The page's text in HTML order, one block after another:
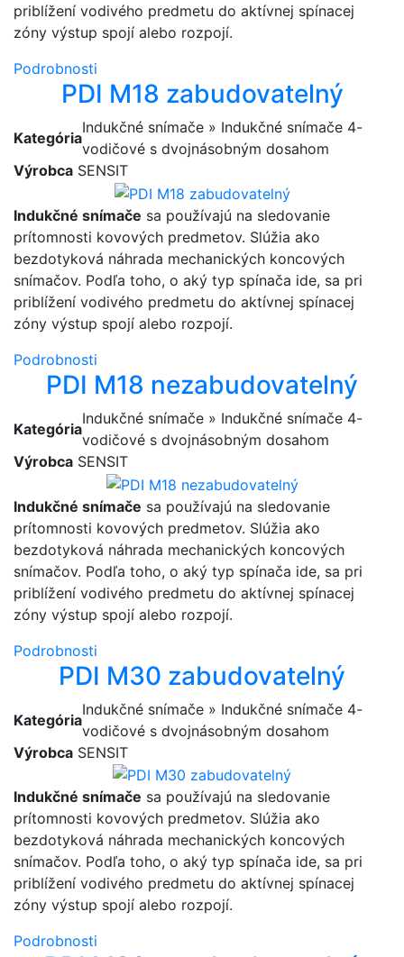
priblížení vodivého predmetu do aktívnej spínacej
zóny výstup spojí alebo rozpojí.
Podrobnosti
PDI M18 zabudovatelný
Kategória
Indukčné snímače » Indukčné snímače 4-
vodičové s dvojnásobným dosahom
Výrobca SENSIT
Indukčné snímače sa používajú na sledovanie
prítomnosti kovových predmetov. Slúžia ako
bezdotyková náhrada mechanických koncových
snímačov. Podľa toho, o aký typ spínača ide, sa pri
priblížení vodivého predmetu do aktívnej spínacej
zóny výstup spojí alebo rozpojí.
Podrobnosti
PDI M18 nezabudovatelný
Kategória
Indukčné snímače » Indukčné snímače 4-
vodičové s dvojnásobným dosahom
Výrobca SENSIT
Indukčné snímače sa používajú na sledovanie
prítomnosti kovových predmetov. Slúžia ako
bezdotyková náhrada mechanických koncových
snímačov. Podľa toho, o aký typ spínača ide, sa pri
priblížení vodivého predmetu do aktívnej spínacej
zóny výstup spojí alebo rozpojí.
Podrobnosti
PDI M30 zabudovatelný
Kategória
Indukčné snímače » Indukčné snímače 4-
vodičové s dvojnásobným dosahom
Výrobca SENSIT
Indukčné snímače sa používajú na sledovanie
prítomnosti kovových predmetov. Slúžia ako
bezdotyková náhrada mechanických koncových
snímačov. Podľa toho, o aký typ spínača ide, sa pri
priblížení vodivého predmetu do aktívnej spínacej
zóny výstup spojí alebo rozpojí.
Podrobnosti